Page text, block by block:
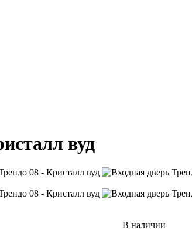
вуд
В наличии